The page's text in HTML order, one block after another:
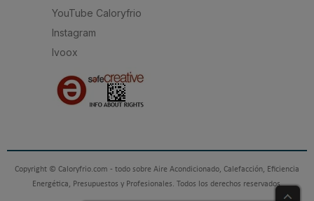
YouTube Caloryfrio
Instagram
Ivoox
Copyright © Caloryfrio.com - todo sobre Aire Acondicionado, Calefacción, Eficiencia
Energética, Presupuestos y Profesionales. Todos los derechos reservados.